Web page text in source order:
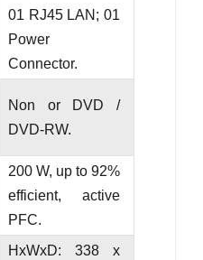
01 RJ45 LAN; 01
Power
Connector.
Non or DVD /
DVD-RW.
200 W, up to 92%
efficient, active
PFC.
HxWxD: 338 x